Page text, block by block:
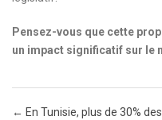
Pensez-vous que cette
un impact significatif sur le
Post navigation
← En Tunisie, plus de 30% des